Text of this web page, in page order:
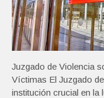
Juzgado de Violencia
Víctimas El Juzgado
institución crucial en la